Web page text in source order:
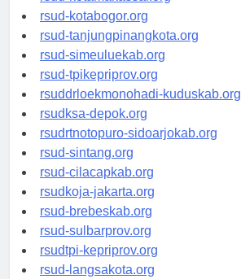
rsud-kotamakassar.org
rsud-kotabogor.org
rsud-tanjungpinangkota.org
rsud-simeuluekab.org
rsud-tpikepriprov.org
rsuddrloekmonohadi-kuduskab.org
rsudksa-depok.org
rsudrtnotopuro-sidoarjokab.org
rsud-sintang.org
rsud-cilacapkab.org
rsudkoja-jakarta.org
rsud-brebeskab.org
rsud-sulbarprov.org
rsudtpi-kepriprov.org